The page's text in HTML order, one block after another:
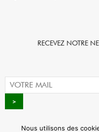
RECEVEZ NOTRE
Nous utilisons des